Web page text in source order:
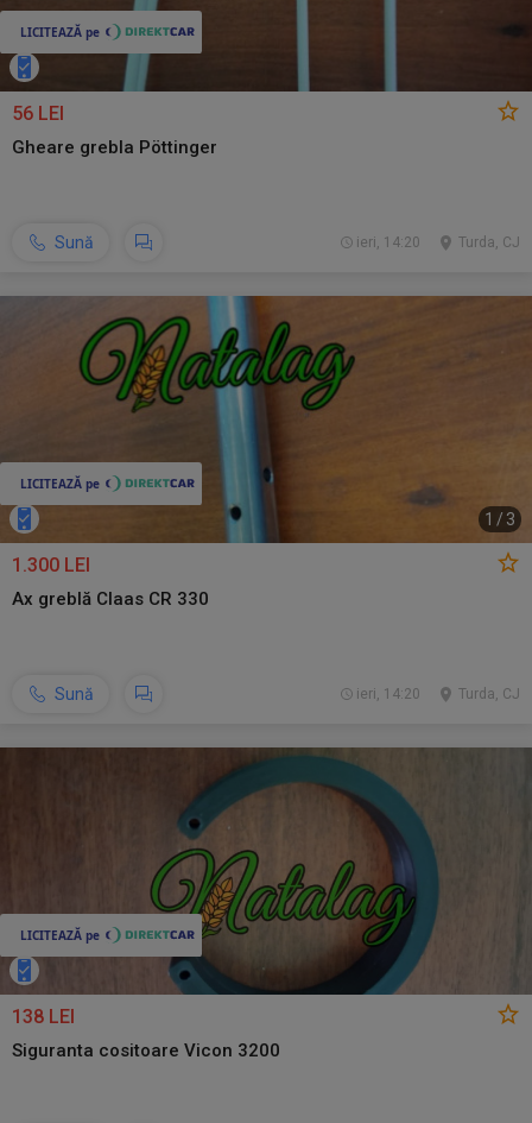
56 LEI
Gheare grebla Pöttinger
Sună Turda, CJ
ieri, 14:20
1 / 3
1.300 LEI
Ax greblă Claas CR 330
Sună Turda, CJ
ieri, 14:20
138 LEI
Siguranta cositoare Vicon 3200